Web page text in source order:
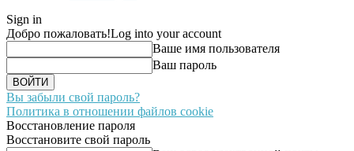
Sign in
Добро пожаловать!Log into your account
Ваше имя пользователя
Ваш пароль
Вы забыли свой пароль?
Политика в отношении файлов cookie
Восстановление пароля
Восстановите свой пароль